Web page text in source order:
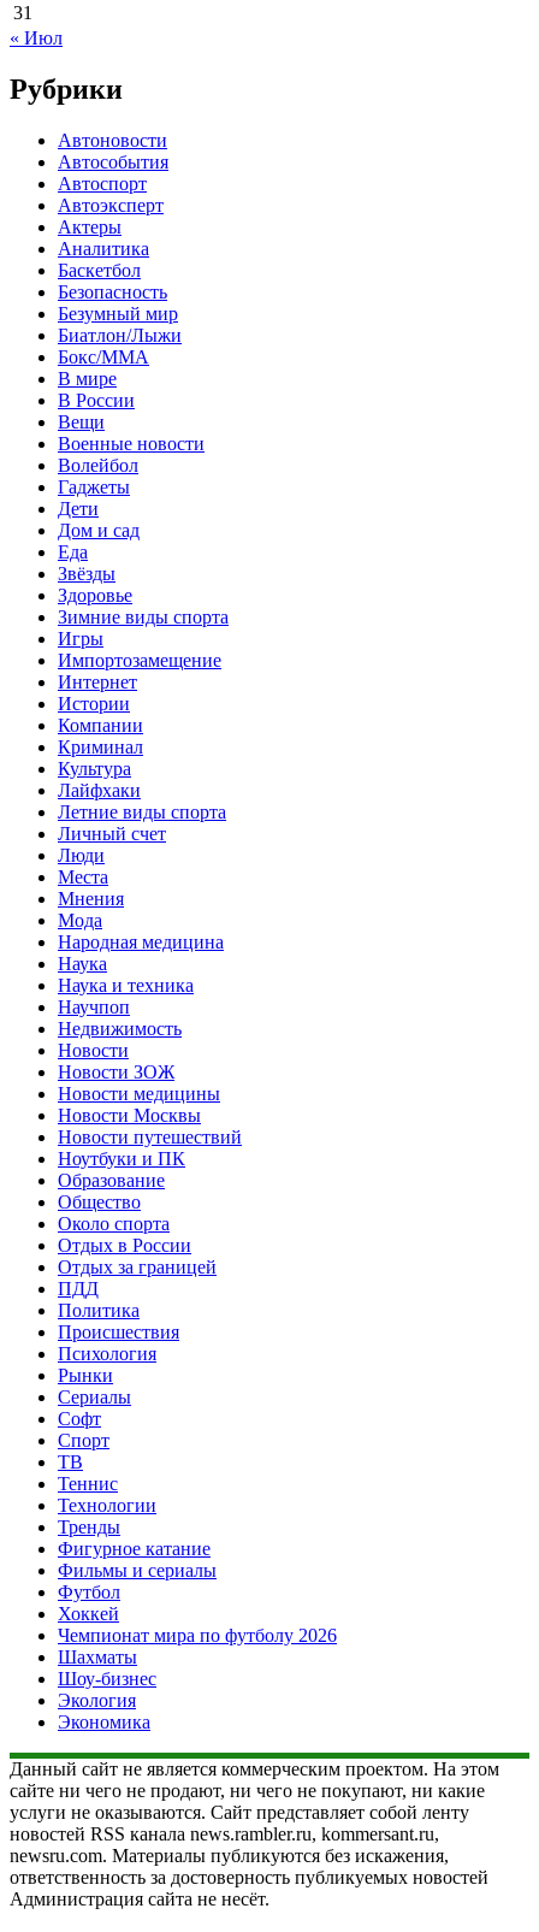
31
« Июл
Рубрики
Автоновости
Автособытия
Автоспорт
Автоэксперт
Актеры
Аналитика
Баскетбол
Безопасность
Безумный мир
Биатлон/Лыжи
Бокс/MMA
В мире
В России
Вещи
Военные новости
Волейбол
Гаджеты
Дети
Дом и сад
Еда
Звёзды
Здоровье
Зимние виды спорта
Игры
Импортозамещение
Интернет
Истории
Компании
Криминал
Культура
Лайфхаки
Летние виды спорта
Личный счет
Люди
Места
Мнения
Мода
Народная медицина
Наука
Наука и техника
Научпоп
Недвижимость
Новости
Новости ЗОЖ
Новости медицины
Новости Москвы
Новости путешествий
Ноутбуки и ПК
Образование
Общество
Около спорта
Отдых в России
Отдых за границей
ПДД
Политика
Происшествия
Психология
Рынки
Сериалы
Софт
Спорт
ТВ
Теннис
Технологии
Тренды
Фигурное катание
Фильмы и сериалы
Футбол
Хоккей
Чемпионат мира по футболу 2026
Шахматы
Шоу-бизнес
Экология
Экономика
Данный сайт не является коммерческим проектом. На этом
сайте ни чего не продают, ни чего не покупают, ни какие
услуги не оказываются. Сайт представляет собой ленту
новостей RSS канала news.rambler.ru, kommersant.ru,
newsru.com. Материалы публикуются без искажения,
ответственность за достоверность публикуемых новостей
Администрация сайта не несёт.